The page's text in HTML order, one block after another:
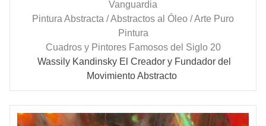
Vanguardia
Pintura Abstracta / Abstractos al Óleo / Arte Puro
Pintura
Cuadros y Pintores Famosos del Siglo 20
Wassily Kandinsky El Creador y Fundador del
Movimiento Abstracto